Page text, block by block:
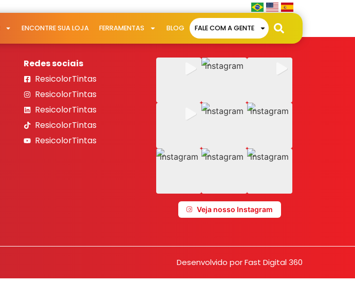
ENCONTRE SUA LOJA FERRAMENTAS BLOG FALE COM A GENTE
Redes sociais
ResicolorTintas
ResicolorTintas
ResicolorTintas
ResicolorTintas
ResicolorTintas
Veja nosso Instagram
Desenvolvido porFast Digital 360